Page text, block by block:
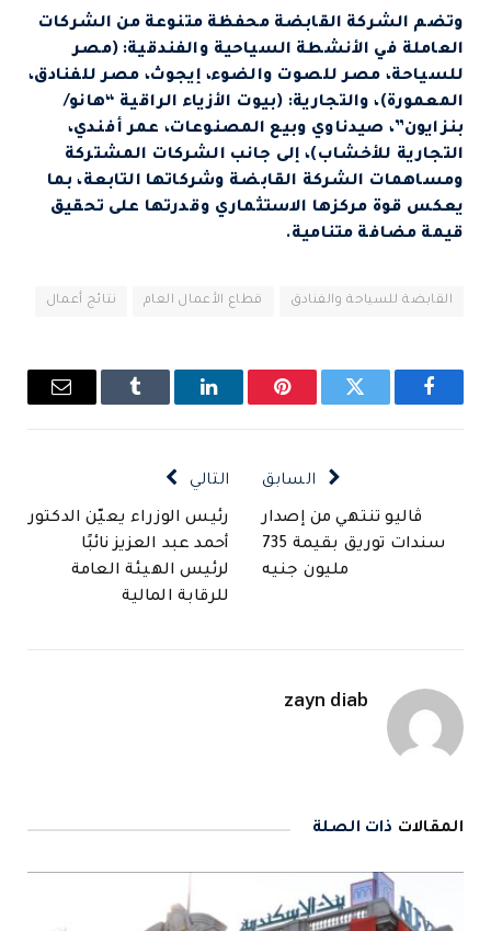
وتضم الشركة القابضة محفظة متنوعة من الشركات
العاملة في الأنشطة السياحية والفندقية: (مصر
للسياحة، مصر للصوت والضوء، إيجوث، مصر للفنادق،
المعمورة)، والتجارية: (بيوت الأزياء الراقية “هانو/
بنزايون”، صيدناوي وبيع المصنوعات، عمر أفندي،
التجارية للأخشاب)، إلى جانب الشركات المشتركة
ومساهمات الشركة القابضة وشركاتها التابعة، بما
يعكس قوة مركزها الاستثماري وقدرتها على تحقيق
قيمة مضافة متنامية.
القابضة للسياحة والفنادق قطاع الأعمال العام نتائج أعمال
فيسبوك تويتر بينتيريستلينكدإن Tumblr
البريد
السابق
ڤاليو تنتهي من إصدار
سندات توريق بقيمة 735
مليون جنيه
التالي
رئيس الوزراء يعيّن الدكتور
أحمد عبد العزيز نائبًا
لرئيس الهيئة العامة
للرقابة المالية
zayn diab
المقالات ذات الصلة